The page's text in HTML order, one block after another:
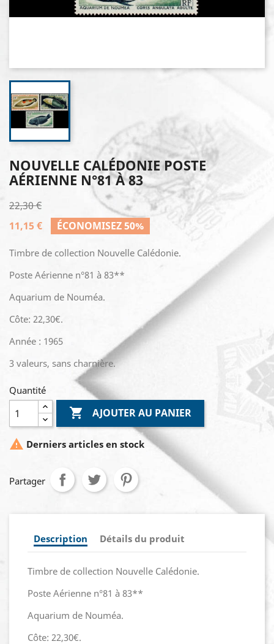
NOUVELLE CALÉDONIE POSTE
AÉRIENNE N°81 À 83
22,30 €
11,15 €
ÉCONOMISEZ 50%
Timbre de collection Nouvelle Calédonie.
Poste Aérienne n°81 à 83**
Aquarium de Nouméa.
Côte: 22,30€.
Année : 1965
3 valeurs, sans charnière.
Quantité
 AJOUTER AU PANIER
 Derniers articles en stock
Partager
Description Détails du produit
Timbre de collection Nouvelle Calédonie.
Poste Aérienne n°81 à 83**
Aquarium de Nouméa.
Côte: 22,30€.